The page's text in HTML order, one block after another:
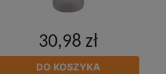
30,98 zł
DO KOSZYKA